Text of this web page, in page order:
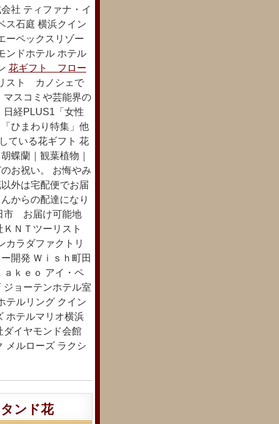
社 ティファナ・イ
ス石庭 横浜クイン
ーペックスリゾー
ンドホテル ホテル
花ギフト フロー
スト カノシェで
スコミや芸能界の
日経PLUS1「女性
ひまわり特集」他
ている花ギフト 花
蝶蘭｜観葉植物｜
お祝い。 お悔やみ
外は宅配便でお届
からの配達になり
市 お届け可能地
ＫＮＴツーリスト
カラダファクトリ
開発 Ｗｉｓｈ町田
ａｋｅｏ アイ・ペ
ョーテンホテル室
テルリング クイン
ホテルマリオ横浜
ダイヤモンド会館
メルローズ ラクシ
ンド花